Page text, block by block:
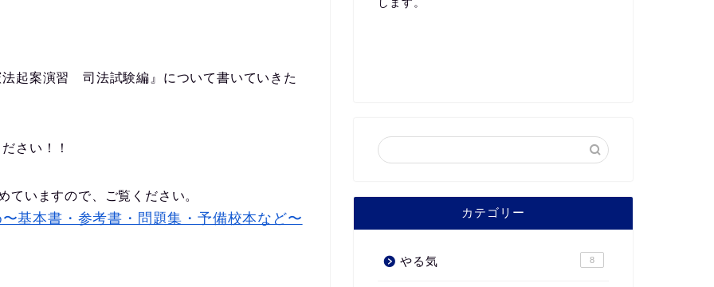
起案演習 司法試験編』について書いていきた
さい！！
いますので、ご覧ください。
基本書・参考書・問題集・予備校本など〜
します。
カテゴリー
やる気 8